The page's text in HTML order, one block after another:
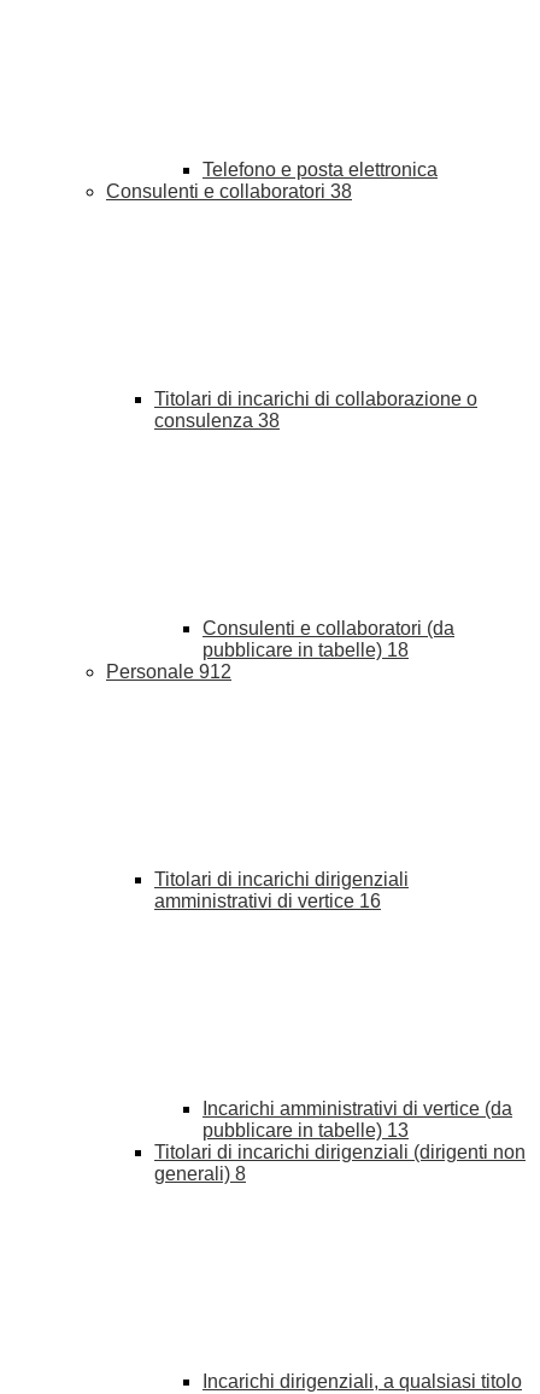
Telefono e posta elettronica
Consulenti e collaboratori 38
Titolari di incarichi di collaborazione o
consulenza 38
Consulenti e collaboratori (da
pubblicare in tabelle) 18
Personale 912
Titolari di incarichi dirigenziali
amministrativi di vertice 16
Incarichi amministrativi di vertice (da
pubblicare in tabelle) 13
Titolari di incarichi dirigenziali (dirigenti non
generali) 8
Incarichi dirigenziali, a qualsiasi titolo